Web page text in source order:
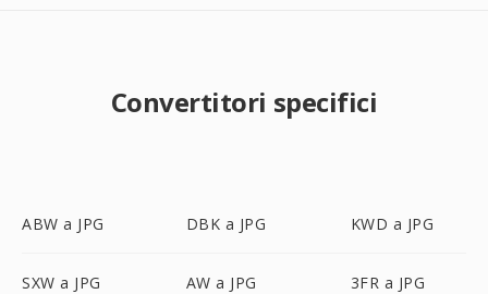
Convertitori specifici
ABW a JPG DBK a JPG KWD a JPG
SXW a JPG AW a JPG 3FR a JPG